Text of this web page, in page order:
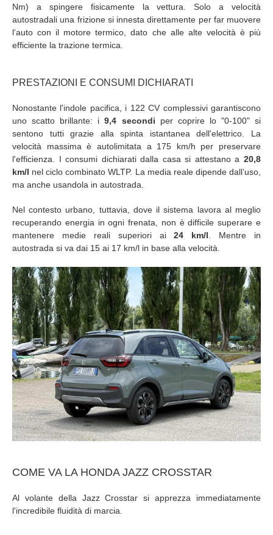
Nm) a spingere fisicamente la vettura. Solo a velocità
autostradali una frizione si innesta direttamente per far muovere
l'auto con il motore termico, dato che alle alte velocità è più
efficiente la trazione termica.
PRESTAZIONI E CONSUMI DICHIARATI
Nonostante l'indole pacifica, i 122 CV complessivi garantiscono
uno scatto brillante: i9,4 secondi per coprire lo "0-100" si
sentono tutti grazie alla spinta istantanea dell'elettrico. La
velocità massima è autolimitata a 175 km/h per preservare
l'efficienza. I consumi dichiarati dalla casa si attestano a 20,8
km/l nel ciclo combinato WLTP. La media reale dipende dall’uso,
ma anche usandola in autostrada.
Nel contesto urbano, tuttavia, dove il sistema lavora al meglio
recuperando energia in ogni frenata, non è difficile superare e
mantenere medie reali superiori ai24 km/l . Mentre in
autostrada si va dai 15 ai 17 km/l in base alla velocità.
COME VA LA HONDA JAZZ CROSSTAR
Al volante della Jazz Crosstar si apprezza immediatamente
l'incredibile fluidità di marcia.